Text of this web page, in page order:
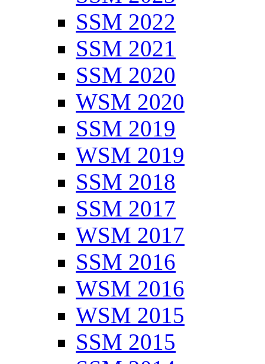
SSM 2022
SSM 2021
SSM 2020
WSM 2020
SSM 2019
WSM 2019
SSM 2018
SSM 2017
WSM 2017
SSM 2016
WSM 2016
WSM 2015
SSM 2015